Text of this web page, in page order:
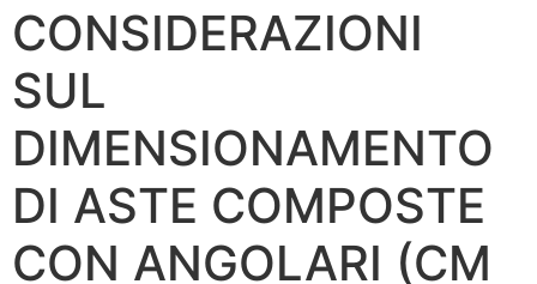
CONSIDERAZIONI
SUL
DIMENSIONAMENTO
DI ASTE COMPOSTE
CON ANGOLARI (CM